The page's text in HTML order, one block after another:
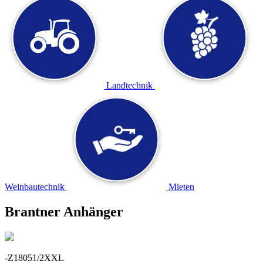
Landtechnik
Weinbautechnik Mieten
Brantner Anhänger
-Z18051/2XXL